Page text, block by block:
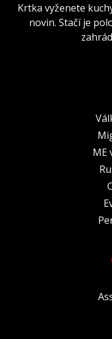
Krtka vyženete
novin. Stačí je
ME